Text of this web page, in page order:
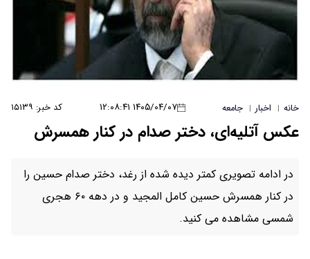
خانه | اخبار | جامعه ۱۴۰۵/۰۴/۰۷ ۱۲:۰۸:۴۱ کد خبر: ۱۵۱۳۹
عکس آتلیه‌ای، دختر صدام در کنار همسرش
در ادامه تصویری کمتر دیده شده از رغد، دختر صدام حسین را
در کنار همسرش حسین کامل المجید و در دهه ۶۰ هجری
شمسی مشاهده می کنید.